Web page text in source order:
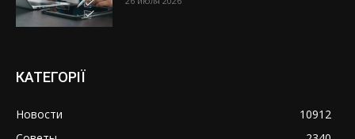
КАТЕГОРІЇ
Новости
10912